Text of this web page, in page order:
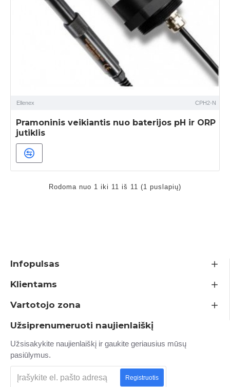
Ellenex CPH2-N
Pramoninis veikiantis nuo baterijos pH ir ORP
jutiklis
Rodoma nuo 1 iki 11 iš 11 (1 puslapių)
Infopulsas
Klientams
Vartotojo zona
Užsiprenumeruoti naujienlaiškį
Užsisakykite naujienlaiškį ir gaukite geriausius mūsų
pasiūlymus.
Registruotis